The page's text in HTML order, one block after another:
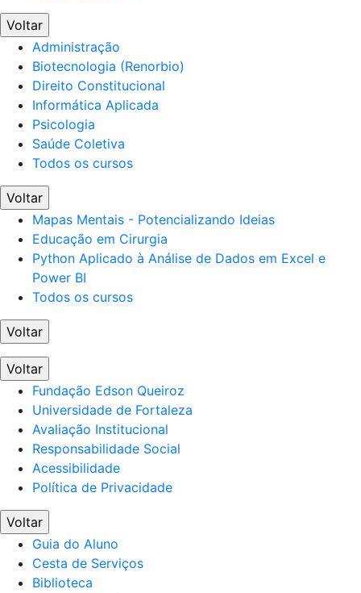
Voltar
Administração
Biotecnologia (Renorbio)
Direito Constitucional
Informática Aplicada
Psicologia
Saúde Coletiva
Todos os cursos
Voltar
Mapas Mentais - Potencializando Ideias
Educação em Cirurgia
Python Aplicado à Análise de Dados em Excel e
Power BI
Todos os cursos
Voltar
Voltar
Fundação Edson Queiroz
Universidade de Fortaleza
Avaliação Institucional
Responsabilidade Social
Acessibilidade
Política de Privacidade
Voltar
Guia do Aluno
Cesta de Serviços
Biblioteca